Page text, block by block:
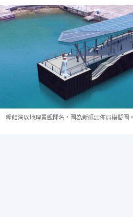
糧船灣以地理景觀聞名，圖為新碼頭佈局模擬圖